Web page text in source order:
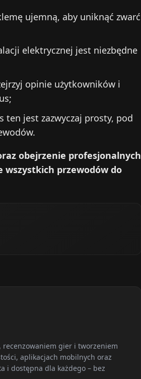
ujemną, aby uniknąć zwarć
elektrycznej jest niezbędne
opinie użytkowników i
ten jest zazwyczaj prosty, pod
obejrzenie profesjonalnych
wszystkich przewodów do
recenzowaniem gier i tworzeniem
aplikacjach mobilnych oraz
i dostępna dla każdego – bez